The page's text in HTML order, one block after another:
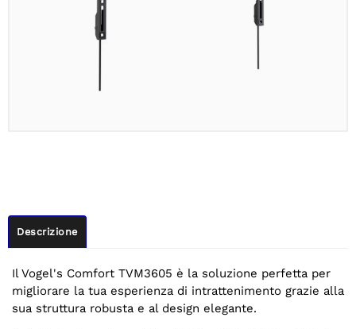
Descrizione
Il Vogel's Comfort TVM3605 è la soluzione perfetta per
migliorare la tua esperienza di intrattenimento grazie alla
sua struttura robusta e al design elegante.